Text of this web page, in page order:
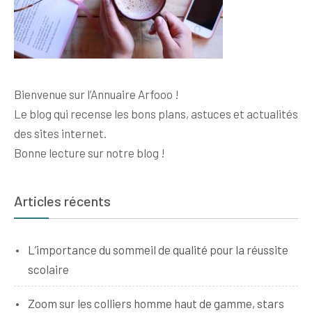
Bienvenue sur l’Annuaire Arfooo !
Le blog qui recense les bons plans, astuces et actualités
des sites internet.
Bonne lecture sur notre blog !
Articles récents
L’importance du sommeil de qualité pour la réussite
scolaire
Zoom sur les colliers homme haut de gamme, stars